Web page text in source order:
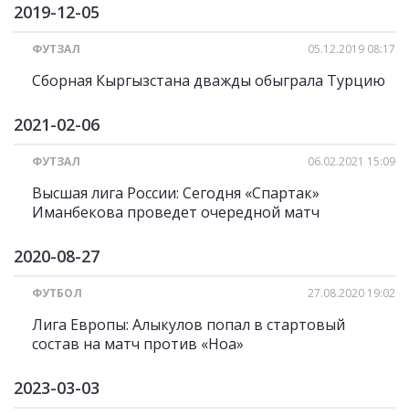
2019-12-05
ФУТЗАЛ 05.12.2019 08:17
Cборная Кыргызстана дважды обыграла Турцию
2021-02-06
ФУТЗАЛ 06.02.2021 15:09
Высшая лига России: Сегодня «Спартак»
Иманбекова проведет очередной матч
2020-08-27
ФУТБОЛ 27.08.2020 19:02
Лига Европы: Алыкулов попал в стартовый
состав на матч против «Ноа»
2023-03-03